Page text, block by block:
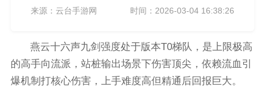
来源：云台手游网 时间：2026-03-04 16:38:26
燕云十六声九剑强度处于版本T0梯队，是上限极高
的高手向流派，站桩输出场景下伤害顶尖，依赖流血引
爆机制打核心伤害，上手难度高但精通后回报巨大。